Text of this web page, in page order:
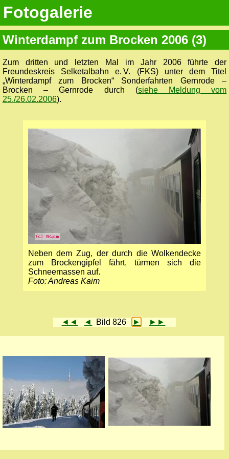
Fotogalerie
Winterdampf zum Brocken 2006 (3)
Zum dritten und letzten Mal im Jahr 2006 führte der
Freundeskreis Selketalbahn e. V. (FKS) unter dem Titel
„Winterdampf zum Brocken“ Sonderfahrten Gernrode –
Brocken – Gernrode durch (siehe Meldung vom
25./26.02.2006).
Neben dem Zug, der durch die Wolkendecke
zum Brockengipfel fährt, türmen sich die
Schneemassen auf.
Foto: Andreas Kaim
◄◄ ◄ Bild 826 ► ►►